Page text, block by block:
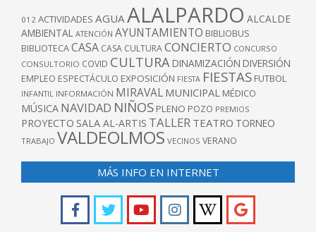
012 ACTIVIDADES AGUAALALPARDO ALCALDE
AMBIENTAL ATENCIÓN AYUNTAMIENTO BIBLIOBUS
BIBLIOTECACASA CASA CULTURACONCIERTO CONCURSO
CONSULTORIO COVID CULTURA DINAMIZACIÓN DIVERSIÓN
EMPLEO ESPECTÁCULO EXPOSICIÓN FIESTA FIESTAS FUTBOL
INFANTIL INFORMACIÓN MIRAVAL MUNICIPAL MÉDICO
MÚSICA NAVIDAD NIÑOS PLENO POZO PREMIOS
PROYECTO SALA AL-ARTIS TALLER TEATRO TORNEO
TRABAJO VALDEOLMOS VECINOS VERANO
MÁS INFO EN INTERNET